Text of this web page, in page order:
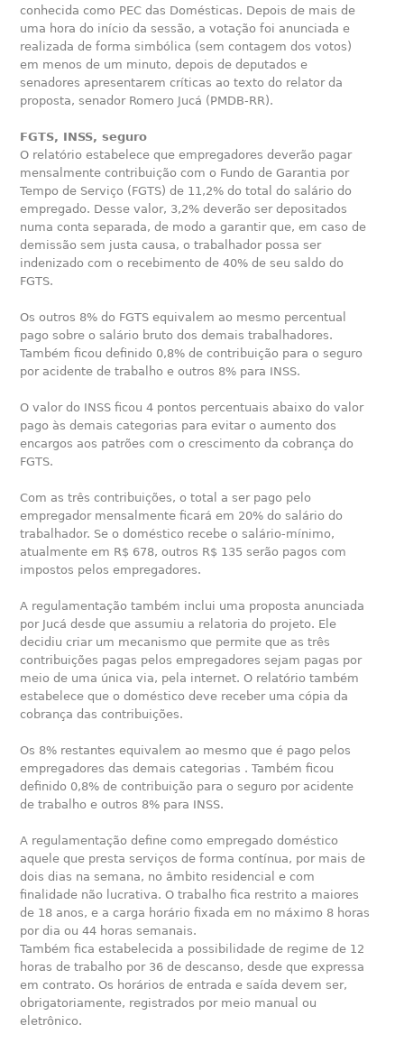
conhecida como PEC das Domésticas. Depois de mais de
uma hora do início da sessão, a votação foi anunciada e
realizada de forma simbólica (sem contagem dos votos)
em menos de um minuto, depois de deputados e
senadores apresentarem críticas ao texto do relator da
proposta, senador Romero Jucá (PMDB-RR).
FGTS, INSS, seguro
O relatório estabelece que empregadores deverão pagar
mensalmente contribuição com o Fundo de Garantia por
Tempo de Serviço (FGTS) de 11,2% do total do salário do
empregado. Desse valor, 3,2% deverão ser depositados
numa conta separada, de modo a garantir que, em caso de
demissão sem justa causa, o trabalhador possa ser
indenizado com o recebimento de 40% de seu saldo do
FGTS.
Os outros 8% do FGTS equivalem ao mesmo percentual
pago sobre o salário bruto dos demais trabalhadores.
Também ficou definido 0,8% de contribuição para o seguro
por acidente de trabalho e outros 8% para INSS.
O valor do INSS ficou 4 pontos percentuais abaixo do valor
pago às demais categorias para evitar o aumento dos
encargos aos patrões com o crescimento da cobrança do
FGTS.
Com as três contribuições, o total a ser pago pelo
empregador mensalmente ficará em 20% do salário do
trabalhador. Se o doméstico recebe o salário-mínimo,
atualmente em R$ 678, outros R$ 135 serão pagos com
impostos pelos empregadores.
A regulamentação também inclui uma proposta anunciada
por Jucá desde que assumiu a relatoria do projeto. Ele
decidiu criar um mecanismo que permite que as três
contribuições pagas pelos empregadores sejam pagas por
meio de uma única via, pela internet. O relatório também
estabelece que o doméstico deve receber uma cópia da
cobrança das contribuições.
Os 8% restantes equivalem ao mesmo que é pago pelos
empregadores das demais categorias . Também ficou
definido 0,8% de contribuição para o seguro por acidente
de trabalho e outros 8% para INSS.
A regulamentação define como empregado doméstico
aquele que presta serviços de forma contínua, por mais de
dois dias na semana, no âmbito residencial e com
finalidade não lucrativa. O trabalho fica restrito a maiores
de 18 anos, e a carga horário fixada em no máximo 8 horas
por dia ou 44 horas semanais.
Também fica estabelecida a possibilidade de regime de 12
horas de trabalho por 36 de descanso, desde que expressa
em contrato. Os horários de entrada e saída devem ser,
obrigatoriamente, registrados por meio manual ou
eletrônico.